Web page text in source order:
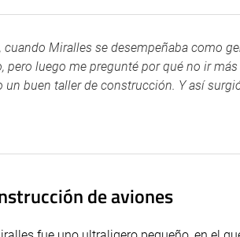
Miralles se desempeñaba como
luego me pregunté por qué no ir
buen taller de construcción. Y así
de aviones